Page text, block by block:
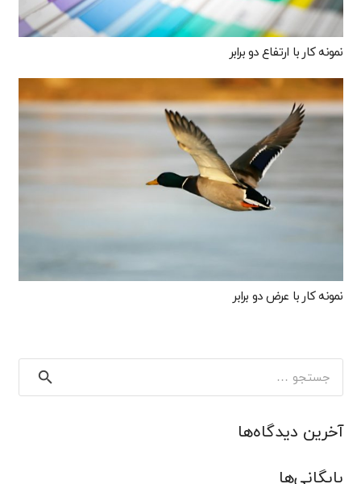
نمونه کار با ارتفاع دو برابر
نمونه کار با عرض دو برابر
برای:
آخرین دیدگاه‌ها
بایگانی‌ها